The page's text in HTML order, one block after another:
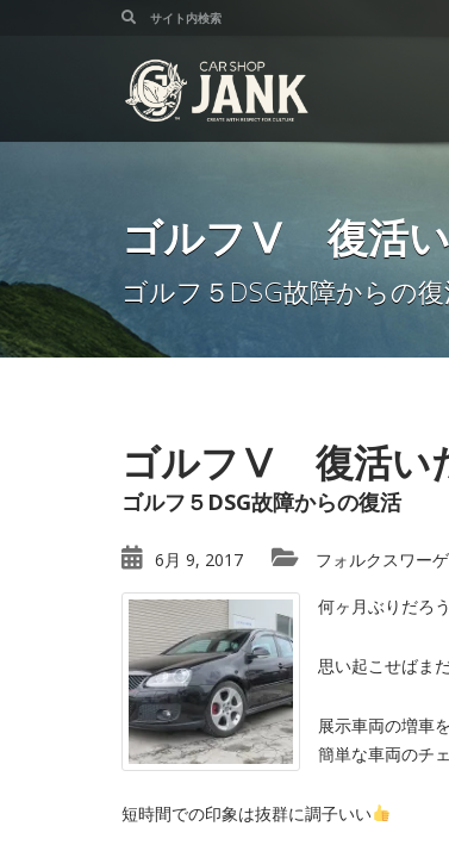
ゴルフⅤ 復活い
ゴルフ５DSG故障からの
ゴルフⅤ 復活い
ゴルフ５DSG故障からの復活
6月 9, 2017 フォルクスワー
何ヶ月ぶりだろ
思い起こせばま
展示車両の増車
簡単な車両のチ
短時間での印象は抜群に調子いい